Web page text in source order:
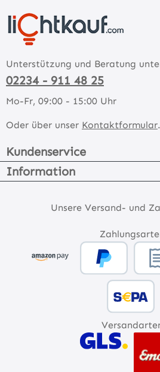
Unterstützung und Beratung
02234 - 911 48 25
Mo-Fr, 09:00 - 15:00 Uhr
Oder über unser Kontaktformular.
Kundenservice
Information
Unsere Versand- und